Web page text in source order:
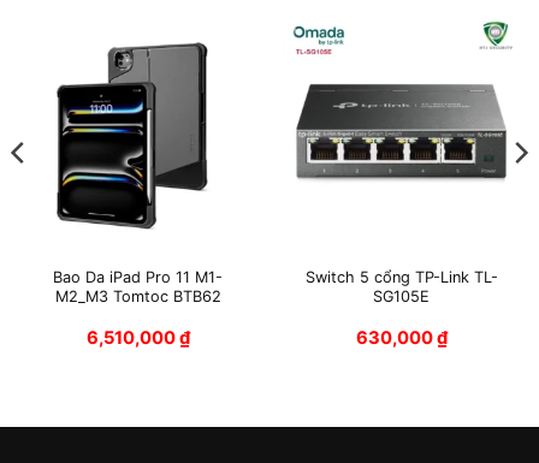
Bao Da iPad Pro 11 M1-
M2_M3 Tomtoc BTB62
6,510,000₫
Switch 5 cổng TP-Link TL-
SG105E
630,000₫